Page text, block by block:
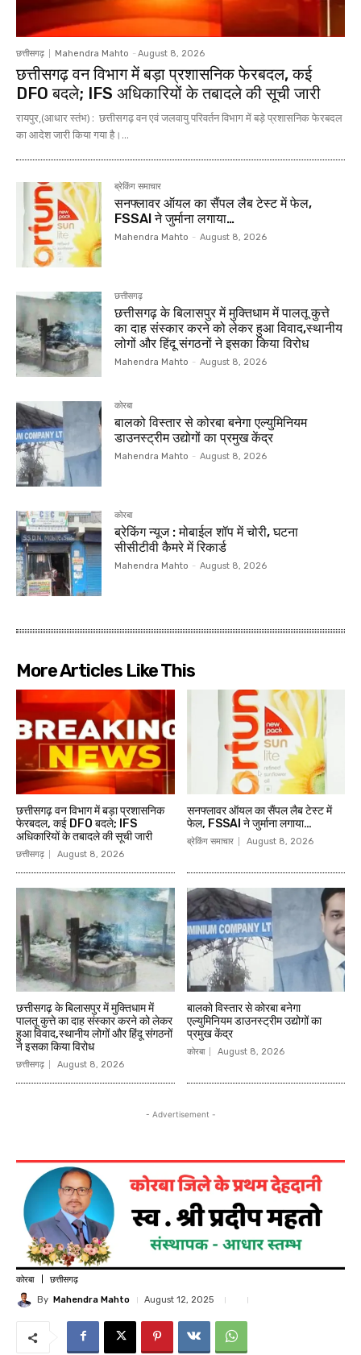
छत्तीसगढ़ Mahendra Mahto - August 8, 2026
छत्तीसगढ़ वन विभाग में बड़ा प्रशासनिक फेरबदल, कई
DFO बदले; IFS अधिकारियों के तबादले की सूची जारी
रायपुर,(आधार स्तंभ) : छत्तीसगढ़ वन एवं जलवायु परिवर्तन विभाग में बड़े प्रशासनिक फेरबदल
का आदेश जारी किया गया है।...
ब्रेकिंग समाचार
सनफ्लावर ऑयल का सैंपल लैब टेस्ट में फेल,
FSSAI ने जुर्माना लगाया…
Mahendra Mahto - August 8, 2026
छत्तीसगढ़
छत्तीसगढ़ के बिलासपुर में मुक्तिधाम में पालतू कुत्ते
का दाह संस्कार करने को लेकर हुआ विवाद,स्थानीय
लोगों और हिंदू संगठनों ने इसका किया विरोध
Mahendra Mahto - August 8, 2026
कोरबा
बालको विस्तार से कोरबा बनेगा एल्युमिनियम
डाउनस्ट्रीम उद्योगों का प्रमुख केंद्र
Mahendra Mahto - August 8, 2026
कोरबा
ब्रेकिंग न्यूज : मोबाईल शॉप में चोरी, घटना
सीसीटीवी कैमरे में रिकार्ड
Mahendra Mahto - August 8, 2026
More Articles Like This
छत्तीसगढ़ वन विभाग में बड़ा प्रशासनिक
फेरबदल, कई DFO बदले; IFS
अधिकारियों के तबादले की सूची जारी
छत्तीसगढ़ August 8, 2026
सनफ्लावर ऑयल का सैंपल लैब टेस्ट में
फेल, FSSAI ने जुर्माना लगाया…
ब्रेकिंग समाचार August 8, 2026
छत्तीसगढ़ के बिलासपुर में मुक्तिधाम में
पालतू कुत्ते का दाह संस्कार करने को लेकर
हुआ विवाद,स्थानीय लोगों और हिंदू संगठनों
ने इसका किया विरोध
छत्तीसगढ़ August 8, 2026
बालको विस्तार से कोरबा बनेगा
एल्युमिनियम डाउनस्ट्रीम उद्योगों का
प्रमुख केंद्र
कोरबा August 8, 2026
- Advertisement -